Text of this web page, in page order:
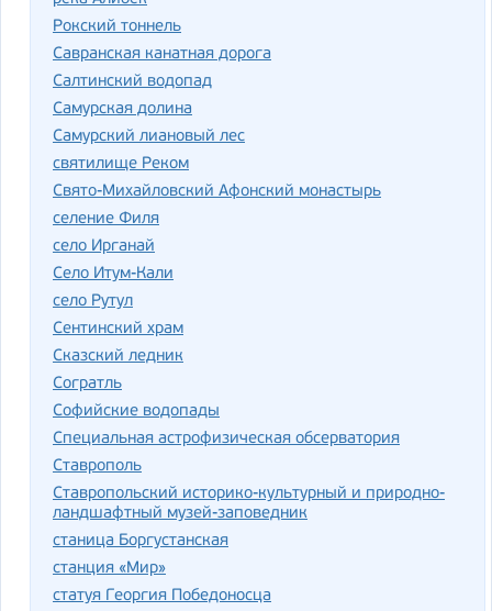
Рокский тоннель
Савранская канатная дорога
Салтинский водопад
Самурская долина
Самурский лиановый лес
святилище Реком
Свято-Михайловский Афонский монастырь
селение Филя
село Ирганай
Село Итум-Кали
село Рутул
Сентинский храм
Сказский ледник
Согратль
Софийские водопады
Специальная астрофизическая обсерватория
Ставрополь
Ставропольский историко-культурный и природно-
ландшафтный музей-заповедник
станица Боргустанская
станция «Мир»
статуя Георгия Победоносца